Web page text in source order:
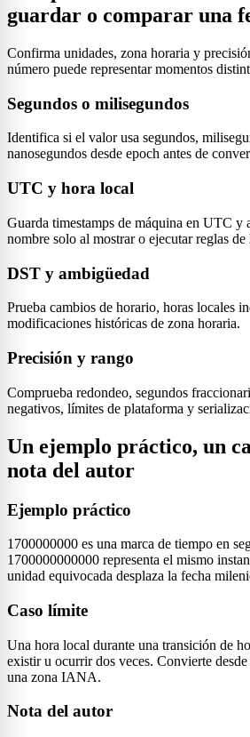
guardar o comparar una
Confirma unidades, zona horaria y
número puede representar momentos
Segundos o milisegundos
Identifica si el valor usa segundos,
nanosegundos desde epoch antes de
UTC y hora local
Guarda timestamps de máquina en UTC y
nombre solo al mostrar o ejecutar reglas de
DST y ambigüedad
Prueba cambios de horario, horas locales
modificaciones históricas de zona horaria.
Precisión y rango
Comprueba redondeo, segundos
negativos, límites de plataforma y
Un ejemplo práctico, un
nota del autor
Ejemplo práctico
1700000000 es una marca de tiempo en
1700000000000 representa el mismo
unidad equivocada desplaza la fecha
Caso límite
Una hora local durante una transición de
existir u ocurrir dos veces. Convierte
una zona IANA.
Nota del autor